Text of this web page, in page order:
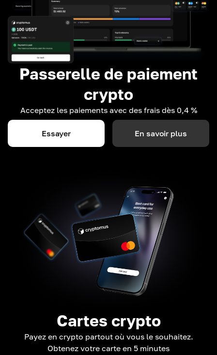
Passerelle de paiement
crypto
Acceptez les paiements avec des frais dès 0,4 %
Essayer En savoir plus
Cartes crypto
Payez en crypto partout où vous le souhaitez.
Obtenez votre carte en 5 minutes